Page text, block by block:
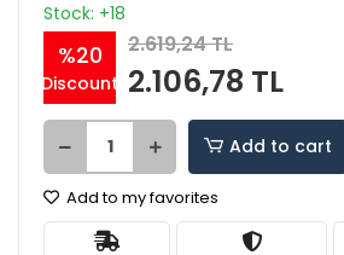
Stock: +18
%20
Discount
2.619,24 TL
2.106,78 TL
Add to cart
Add to my favorites